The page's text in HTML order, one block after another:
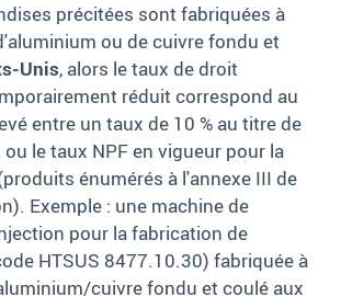
précitées sont fabriquées à
ou de cuivre fondu et
Unis, alors le taux de droit
réduit correspond au
entre un taux de 10 % au titre de
le taux NPF en vigueur pour la
énumérés à l'annexe III de
Exemple : une machine de
pour la fabrication de
HTSUS 8477.10.30) fabriquée à
cuivre fondu et coulé aux